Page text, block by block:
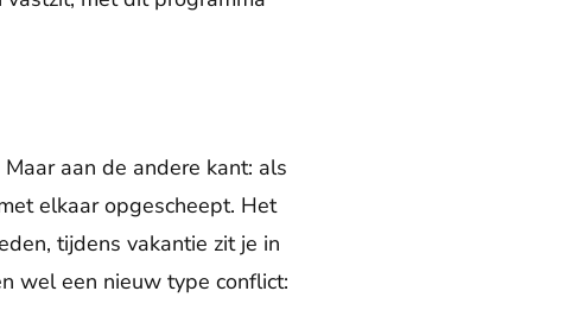
aan de andere kant: als
elkaar opgescheept. Het
tijdens vakantie zit je in
wel een nieuw type conflict: